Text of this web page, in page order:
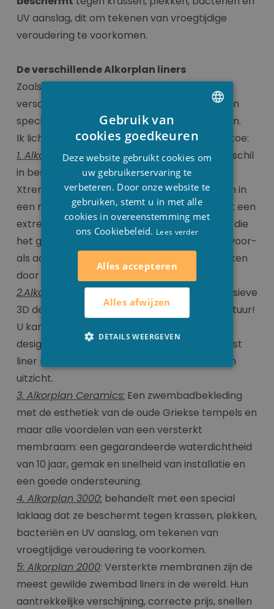
UV aanslag, dit om tekenen van vroegtijdige
veroudering te voorkomen.
De verschillende Alkorplan liners
Zoals u kunt zien, beschikken wij over
verschillende liners van Alkorplan, met elk hun
specifieke eigenschappen en karakteristieken.
Ik licht u even de verschillen Alkorplan liners toe:
1. Alkorplan Xtreme: Deze liner maakt het verschil
in bestendigheid. Zwemmen in een Alkorplan
Xtreme zwembad is zoals elke dag zwemmen in
een nieuw zwembad! Alkorplan Xtreme heeft een
extreem dichte beschermende afscherming die
het gehele oppervlak beslaat, zowel aan de voor-
als achterzijde. Het kan niet worden doorbroken
door chemische agentia of bacterien.
2.Alkorplan Touch:Versterkte liner met exclusieve
3D designs en prints, geinspireerd door de natuur!
U kan uw thuis omtoveren tot een haven van
design en karakter. Alkorplan Touch is de eerst
liner met versterkt membraam in een stenen
uitzicht.
3. Alkorplan Ceramics: Een zwembadbekleding
met de esthetiek van de oude Griekse tempels en
maar alle voordelen van een versterkt
membraam: een gegarandeerde waterdichtheid
van 10 jaar, gemak en snelheid van installatie en
een goede ondersteuning.
4. Alkorplan 3000: behandelt met een special
laklaag dat ze beschermt tegen krassen, plekken,
bacteriën en UV aanslag, om tekenen van
vroegtijdige veroudering te voorkomen.
5: Alkorplan 2000: Versterkte membranen zijn de
meest gewilde zwembad liners in de wereld. Hun
aantrekkelijke verschijning, correcte prijs, snellen
ENGLISH
Gebruik van
cookies goedkeuren
Deze website gebruikt cookies om
uw gebruikerservaring te
verbeteren. Door onze website te
gebruiken, stemt u in met alle
cookies in overeenstemming met
ons Cookiebeleid. Lees verder
Alles accepteren
Alles afwijzen
DETAILS WEERGEVEN